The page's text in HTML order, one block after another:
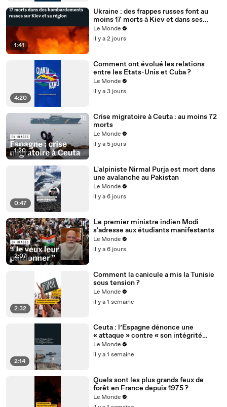
1:41
Ukraine : des frappes russes font au
moins 17 morts à Kiev et dans ses
environs, des entrepôts touchés
Le Monde
il y a 2 jours
4:20
Comment ont évolué les relations
entre les Etats-Unis et Cuba ?
Le Monde
il y a 3 jours
1:20
Crise migratoire à Ceuta : au moins 72
morts
Le Monde
il y a 5 jours
0:47
L'alpiniste Nirmal Purja est mort dans
une avalanche au Pakistan
Le Monde
il y a 6 jours
2:07
Le premier ministre indien Modi
s'adresse aux étudiants manifestants
Le Monde
il y a 6 jours
2:32
Comment la canicule a mis la Tunisie
sous tension ?
Le Monde
il y a 1 semaine
2:14
Ceuta : l’Espagne dénonce une
« attaque » contre « son intégrité
territoriale »
Le Monde
il y a 1 semaine
Quels sont les plus grands feux de
forêt en France depuis 1975 ?
Le Monde